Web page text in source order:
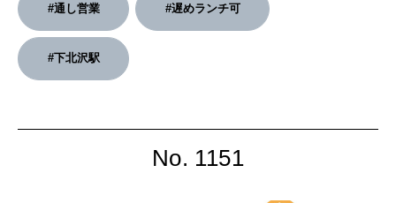
#通し営業 #遅めランチ可
#下北沢駅
No. 1151